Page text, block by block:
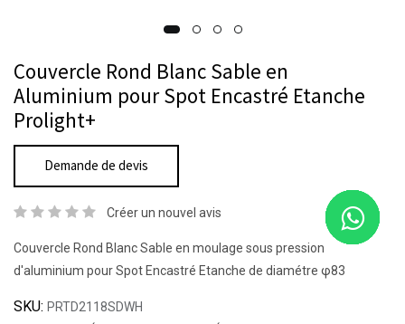
Couvercle Rond Blanc Sable en
Aluminium pour Spot Encastré Etanche
Prolight+
Demande de devis
Créer un nouvel avis
Couvercle Rond Blanc Sable en moulage sous pression
d'aluminium pour Spot Encastré Etanche de diamétre φ83
SKU: PRTD2118SDWH